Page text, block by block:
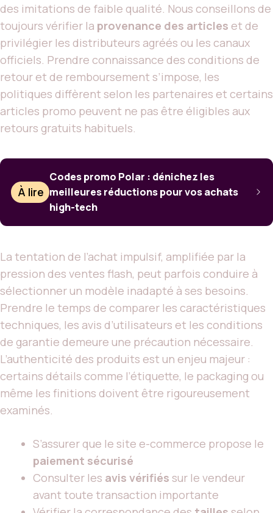
des imitations de faible qualité. Nous conseillons de
toujours vérifier la provenance des articles et de
privilégier les distributeurs agréés ou les canaux
officiels. Prendre connaissance des conditions de
retour et de remboursement s’impose, les
politiques diffèrent selon les partenaires et certains
articles promo peuvent ne pas être éligibles aux
retours gratuits habituels.
À lire
Codes promo Polar : dénichez les
meilleures réductions pour vos achats
high-tech
La tentation de l’achat impulsif, amplifiée par la
pression des ventes flash, peut parfois conduire à
sélectionner un modèle inadapté à ses besoins.
Prendre le temps de comparer les caractéristiques
techniques, les avis d’utilisateurs et les conditions
de garantie demeure une précaution nécessaire.
L’authenticité des produits est un enjeu majeur :
certains détails comme l’étiquette, le packaging ou
même les finitions doivent être rigoureusement
examinés.
S’assurer que le site e-commerce propose le
paiement sécurisé
Consulter les avis vérifiés sur le vendeur
avant toute transaction importante